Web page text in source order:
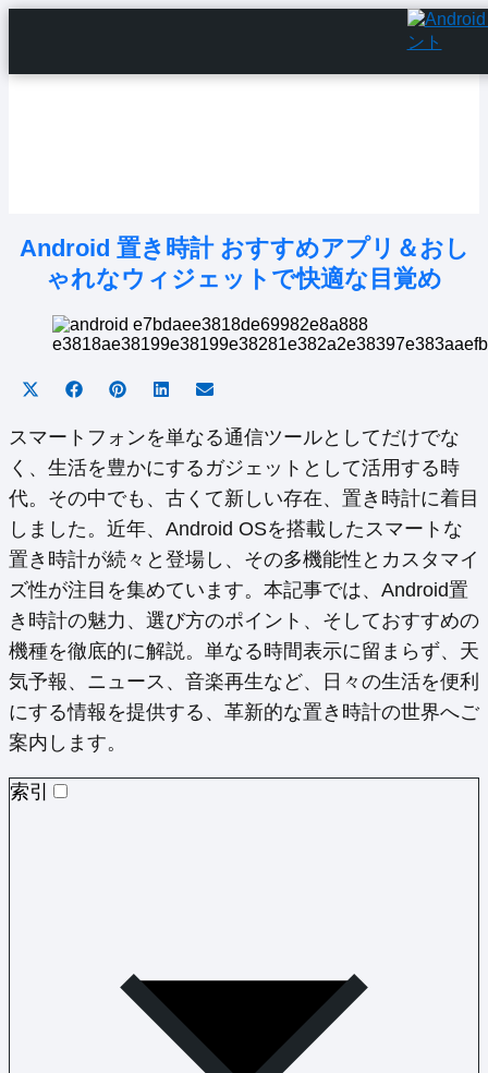
Android 置き時計 おすすめアプリ＆おし
ゃれなウィジェットで快適な目覚め
Share
X
(Twitter)
Share
Facebook
Share
Pinterest
Share
LinkedInEmail
スマートフォンを単なる通信ツールとしてだけでな
く、生活を豊かにするガジェットとして活用する時
代。その中でも、古くて新しい存在、置き時計に着目
しました。近年、Android OSを搭載したスマートな
置き時計が続々と登場し、その多機能性とカスタマイ
ズ性が注目を集めています。本記事では、Android置
き時計の魅力、選び方のポイント、そしておすすめの
機種を徹底的に解説。単なる時間表示に留まらず、天
気予報、ニュース、音楽再生など、日々の生活を便利
にする情報を提供する、革新的な置き時計の世界へご
案内します。
索引